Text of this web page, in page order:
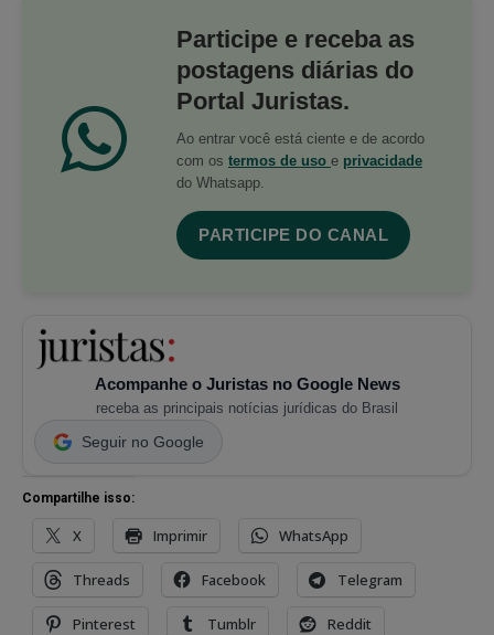
Participe e receba as
postagens diárias do
Portal Juristas.
Ao entrar você está ciente e de acordo
com os termos de uso e privacidade
do Whatsapp.
PARTICIPE DO CANAL
Acompanhe o Juristas no Google News
receba as principais notícias jurídicas do Brasil
Seguir no Google
Compartilhe isso:
X Imprimir WhatsApp
Threads Facebook Telegram
Pinterest Tumblr Reddit